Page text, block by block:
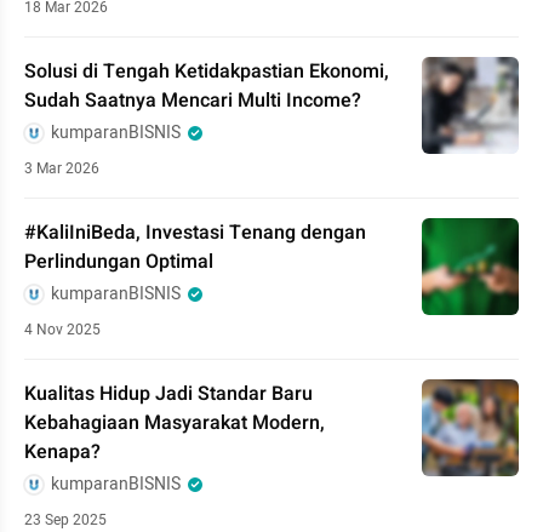
18 Mar 2026
Solusi di Tengah Ketidakpastian Ekonomi,
Sudah Saatnya Mencari Multi Income?
kumparanBISNIS
3 Mar 2026
#KaliIniBeda, Investasi Tenang dengan
Perlindungan Optimal
kumparanBISNIS
4 Nov 2025
Kualitas Hidup Jadi Standar Baru
Kebahagiaan Masyarakat Modern,
Kenapa?
kumparanBISNIS
23 Sep 2025